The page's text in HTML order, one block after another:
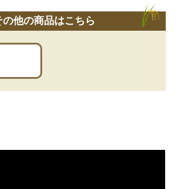
の他の商品はこちら